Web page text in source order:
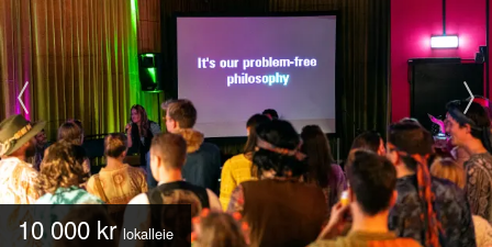
10 000 krlokalleie